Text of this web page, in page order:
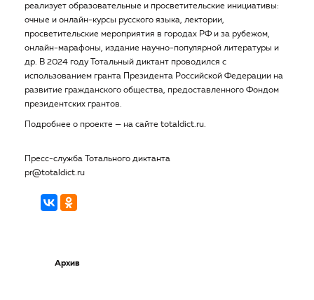
реализует образовательные и просветительские инициативы:
очные и онлайн-курсы русского языка, лектории,
просветительские мероприятия в городах РФ и за рубежом,
онлайн-марафоны, издание научно-популярной литературы и
др. В 2024 году Тотальный диктант проводился с
использованием гранта Президента Российской Федерации на
развитие гражданского общества, предоставленного Фондом
президентских грантов.
Подробнее о проекте — на сайте totaldict.ru.
Пресс-служба Тотального диктанта
pr@totaldict.ru
Архив